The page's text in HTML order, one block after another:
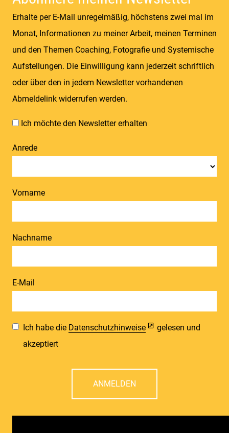
Erhalte per E-Mail unregelmäßig, höchstens zwei mal im
Monat, Informationen zu meiner Arbeit, meinen Terminen
und den Themen Coaching, Fotografie und Systemische
Aufstellungen. Die Einwilligung kann jederzeit schriftlich
oder über den in jedem Newsletter vorhandenen
Abmeldelink widerrufen werden.
Ich möchte den Newsletter erhalten
Anrede
Vorname
Nachname
E-Mail
Ich habe die Datenschutzhinweise
gelesen und
akzeptiert
ANMELDEN